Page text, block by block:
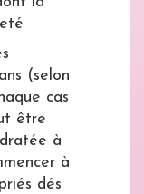
(selon
cas
être
à
à
dés